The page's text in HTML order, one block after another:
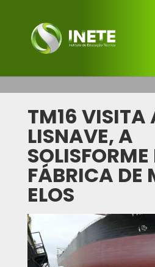
TM16 VISITA
LISNAVE, A
SOLISFORME
FÁBRICA DE
ELOS